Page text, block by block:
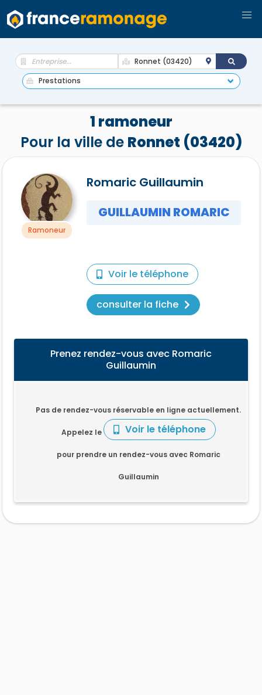
1 ramoneur
Pour la ville de Ronnet (03420)
Ramoneur
Romaric Guillaumin
GUILLAUMIN ROMARIC
Voir le téléphone
consulter la fiche
Prenez rendez-vous avec Romaric
Guillaumin
Pas de rendez-vous réservable en ligne actuellement.
Appelez le Voir le téléphone
pour prendre un rendez-vous avec Romaric
Guillaumin